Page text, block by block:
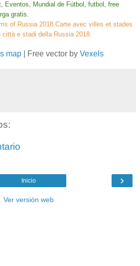
Eventos, Mundial de Fútbol, futbol, free
gratis.
of Russia 2018.Carte avec villes et stades
città e stadi della Russia 2018.
map | Free vector by Vexels
›
Inicio
Ver versión web